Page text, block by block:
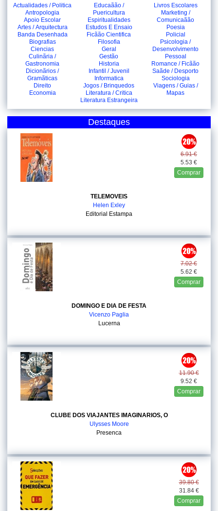
Actualidades / Politica
Antropologia
Apoio Escolar
Artes / Arquitectura
Banda Desenhada
Biografias
Ciencias
Culinãria /
Gastronomia
Dicionãrios /
Gramãticas
Direito
Economia
Educaãão /
Puericultura
Espiritualidades
Estudos E Ensaio
Ficãão Cientifica
Filosofia
Geral
Gestão
Historia
Infantil / Juvenil
Informatica
Jogos / Brinquedos
Literatura / Critica
Literatura Estrangeira
Livros Escolares
Marketing /
Comunicaãão
Poesia
Policial
Psicologia /
Desenvolvimento
Pessoal
Romance / Ficãão
Saãde / Desporto
Sociologia
Viagens / Guias /
Mapas
Destaques
6.91 €
5.53 €
Comprar
TELEMOVEIS
Helen Exley
Editorial Estampa
7.02 €
5.62 €
Comprar
DOMINGO E DIA DE FESTA
Vicenzo Paglia
Lucerna
11.90 €
9.52 €
Comprar
CLUBE DOS VIAJANTES IMAGINARIOS, O
Ulysses Moore
Presenca
39.80 €
31.84 €
Comprar